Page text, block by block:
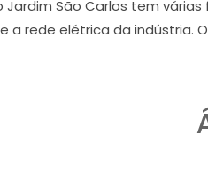
Jardim São Carlos tem
a rede elétrica da indústria.